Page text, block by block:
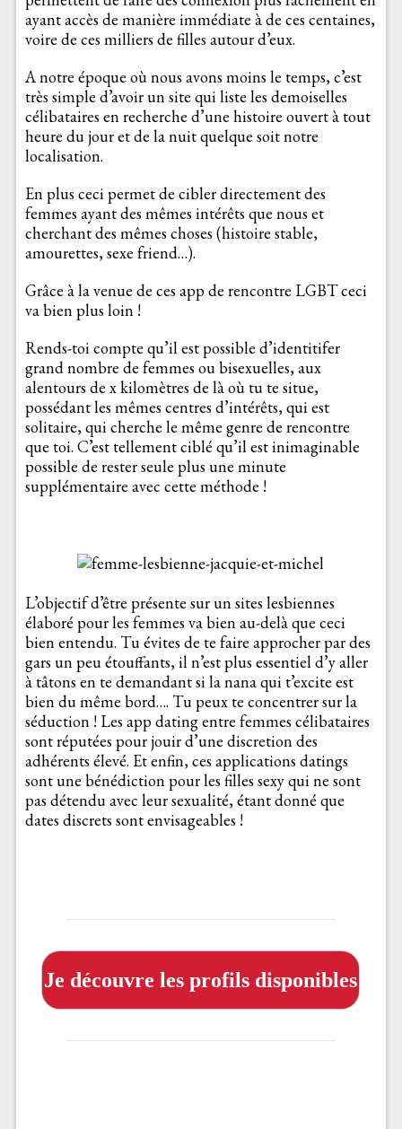
ayant accès de manière immédiate à de ces centaines,
voire de ces milliers de filles autour d’eux.
A notre époque où nous avons moins le temps, c’est
très simple d’avoir un site qui liste les demoiselles
célibataires en recherche d’une histoire ouvert à tout
heure du jour et de la nuit quelque soit notre
localisation.
En plus ceci permet de cibler directement des
femmes ayant des mêmes intérêts que nous et
cherchant des mêmes choses (histoire stable,
amourettes, sexe friend…).
Grâce à la venue de ces app de rencontre LGBT ceci
va bien plus loin !
Rends-toi compte qu’il est possible d’identitifer
grand nombre de femmes ou bisexuelles, aux
alentours de x kilomètres de là où tu te situe,
possédant les mêmes centres d’intérêts, qui est
solitaire, qui cherche le même genre de rencontre
que toi. C’est tellement ciblé qu’il est inimaginable
possible de rester seule plus une minute
supplémentaire avec cette méthode !
L’objectif d’être présente sur un sites lesbiennes
élaboré pour les femmes va bien au-delà que ceci
bien entendu. Tu évites de te faire approcher par des
gars un peu étouffants, il n’est plus essentiel d’y aller
à tâtons en te demandant si la nana qui t’excite est
bien du même bord…. Tu peux te concentrer sur la
séduction ! Les app dating entre femmes célibataires
sont réputées pour jouir d’une discretion des
adhérents élevé. Et enfin, ces applications datings
sont une bénédiction pour les filles sexy qui ne sont
pas détendu avec leur sexualité, étant donné que
dates discrets sont envisageables !
Je découvre les profils disponibles